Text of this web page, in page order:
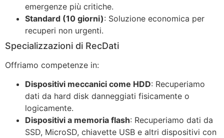
emergenze più critiche.
Standard (10 giorni): Soluzione economica per
recuperi non urgenti.
Specializzazioni di RecDati
Offriamo competenze in:
Dispositivi meccanici come HDD: Recuperiamo
dati da hard disk danneggiati fisicamente o
logicamente.
Dispositivi a memoria flash: Recuperiamo dati da
SSD, MicroSD, chiavette USB e altri dispositivi con